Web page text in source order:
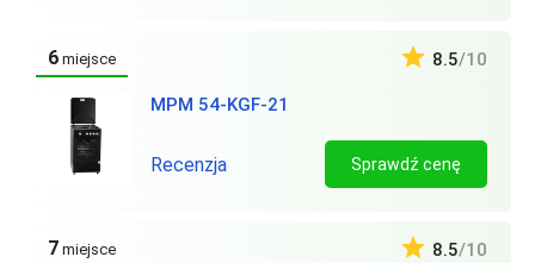
6 miejsce
MPM 54-KGF-21
8.5/10
Recenzja Sprawdź cenę
7 miejsce 8.5/10